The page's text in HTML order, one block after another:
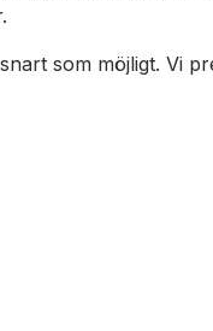
som möjligt. Vi